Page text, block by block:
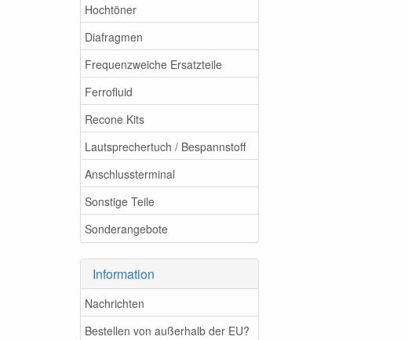
Hochtöner
Diafragmen
Frequenzweiche Ersatzteile
Ferrofluid
Recone Kits
Lautsprechertuch / Bespannstoff
Anschlussterminal
Sonstige Teile
Sonderangebote
Information
Nachrichten
Bestellen von außerhalb der EU?